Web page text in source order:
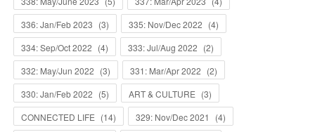
336: Jan/Feb 2023 (3) 335: Nov/Dec 2022 (4)
334: Sep/Oct 2022 (4) 333: Jul/Aug 2022 (2)
332: May/Jun 2022 (3) 331: Mar/Apr 2022 (2)
330: Jan/Feb 2022 (5) ART & CULTURE (3)
CONNECTED LIFE (14) 329: Nov/Dec 2021 (4)